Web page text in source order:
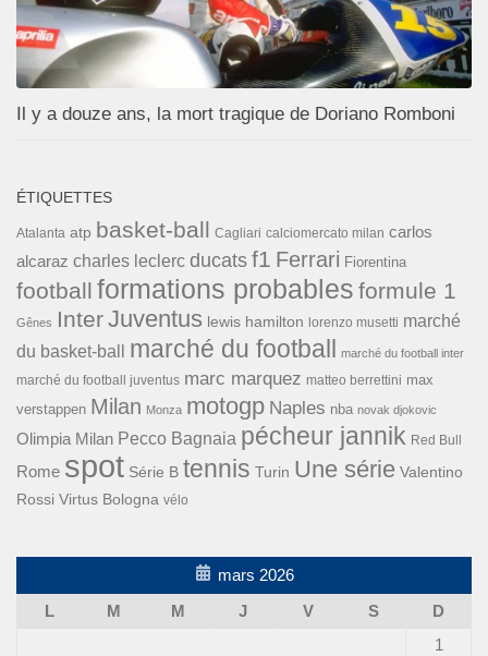
Il y a douze ans, la mort tragique de Doriano Romboni
ÉTIQUETTES
Atalanta atp basket-ball Cagliari calciomercato milan carlos
alcaraz charles leclerc ducats f1 Ferrari Fiorentina
football formations probables formule 1
Gênes InterJuventus lewis hamilton lorenzo musetti marché
du basket-ball
marché du football marché du football inter
marché du football juventus marc marquez matteo berrettini max
verstappen Milan Monza motogp Naples nba novak djokovic
Olimpia Milan Pecco Bagnaia pécheur jannik Red Bull
Rome spot Série B tennis Turin Une série Valentino
Rossi Virtus Bologna vélo
mars 2026
L
M M J V S
D
1